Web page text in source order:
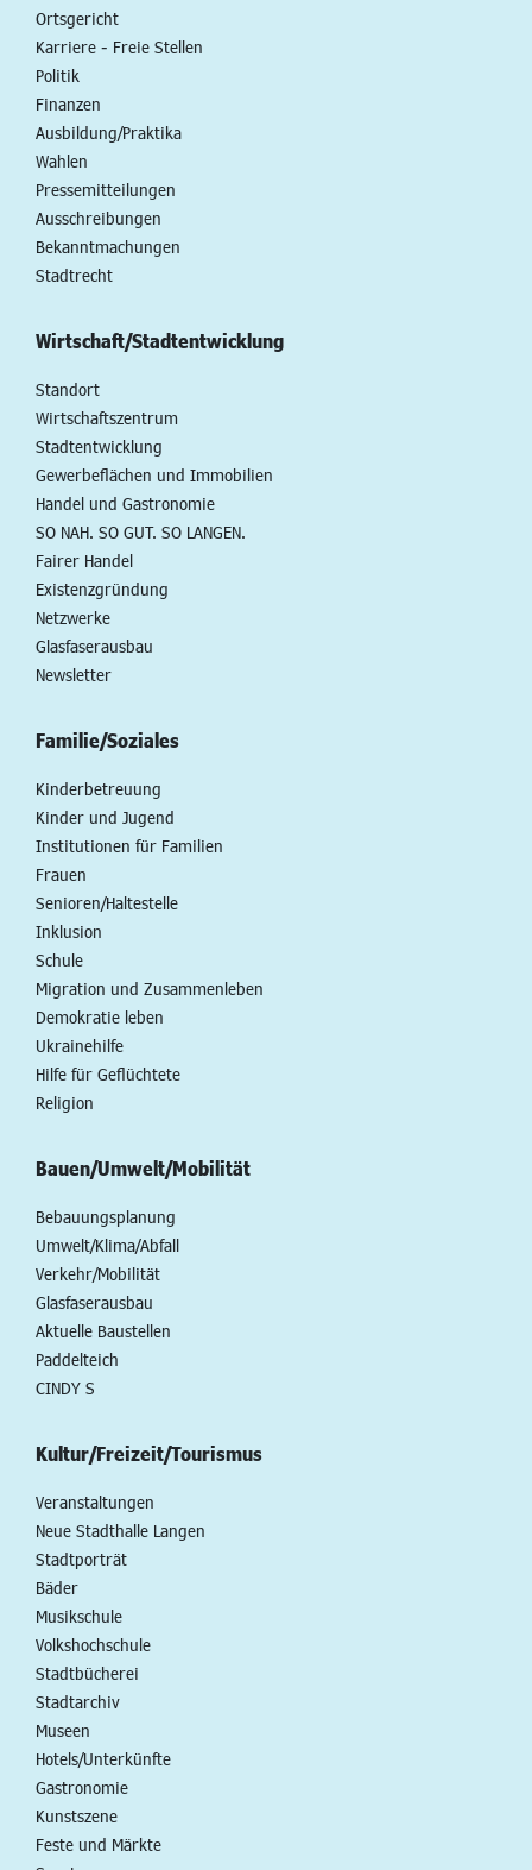
Ortsgericht
Karriere - Freie Stellen
Politik
Finanzen
Ausbildung/Praktika
Wahlen
Pressemitteilungen
Ausschreibungen
Bekanntmachungen
Stadtrecht
Wirtschaft/Stadtentwicklung
Standort
Wirtschaftszentrum
Stadtentwicklung
Gewerbeflächen und Immobilien
Handel und Gastronomie
SO NAH. SO GUT. SO LANGEN.
Fairer Handel
Existenzgründung
Netzwerke
Glasfaserausbau
Newsletter
Familie/Soziales
Kinderbetreuung
Kinder und Jugend
Institutionen für Familien
Frauen
Senioren/Haltestelle
Inklusion
Schule
Migration und Zusammenleben
Demokratie leben
Ukrainehilfe
Hilfe für Geflüchtete
Religion
Bauen/Umwelt/Mobilität
Bebauungsplanung
Umwelt/Klima/Abfall
Verkehr/Mobilität
Glasfaserausbau
Aktuelle Baustellen
Paddelteich
CINDY S
Kultur/Freizeit/Tourismus
Veranstaltungen
Neue Stadthalle Langen
Stadtporträt
Bäder
Musikschule
Volkshochschule
Stadtbücherei
Stadtarchiv
Museen
Hotels/Unterkünfte
Gastronomie
Kunstszene
Feste und Märkte